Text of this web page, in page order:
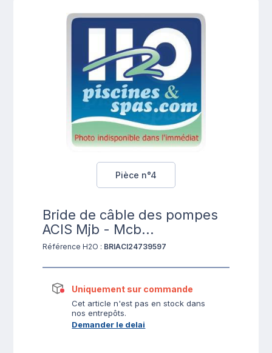
Pièce n°4
Bride de câble des pompes
ACIS Mjb - Mcb...
Référence H2O : BRIACI24739597
Uniquement sur commande
Cet article n'est pas en stock dans
nos entrepôts.
Demander le delai